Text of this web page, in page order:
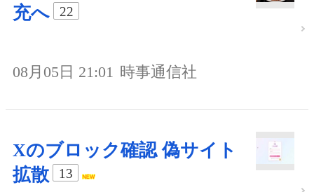
充へ
22
08月05日 21:01 時事通信社
Xのブロック確認 偽サイト
拡散
13